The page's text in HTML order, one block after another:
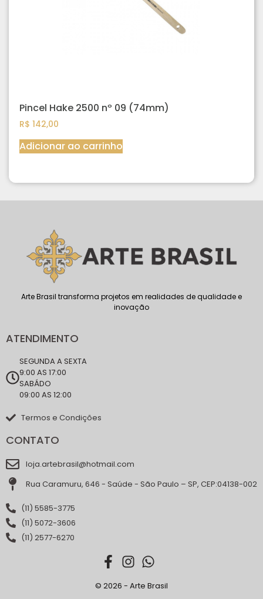
Pincel Hake 2500 nº 09 (74mm)
R$ 142,00
Adicionar ao carrinho
Arte Brasil transforma projetos em realidades de qualidade e
inovação
ATENDIMENTO
SEGUNDA A SEXTA
9:00 AS 17:00
SABÁDO
09:00 AS 12:00
Termos e Condições
CONTATO
loja.artebrasil@hotmail.com
Rua Caramuru, 646 - Saúde - São Paulo – SP, CEP:04138-002
(11) 5585-3775
(11) 5072-3606
(11) 2577-6270
© 2026 - Arte Brasil